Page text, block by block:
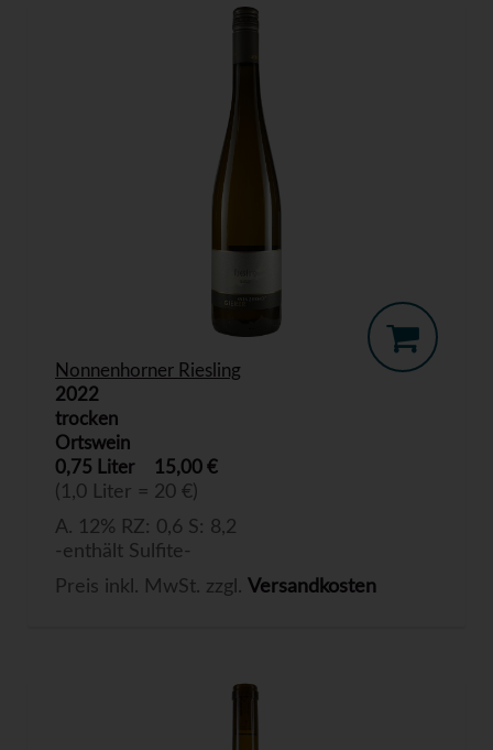
Nonnenhorner Riesling
2022
trocken
Ortswein
0,75 Liter
15,00 €
(1,0 Liter = 20 €)
A. 12% RZ: 0,6 S: 8,2
-enthält Sulfite-
Preis inkl. MwSt. zzgl. Versandkosten